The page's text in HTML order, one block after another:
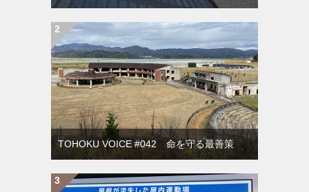
TOHOKU VOICE #042 命を守る最善策